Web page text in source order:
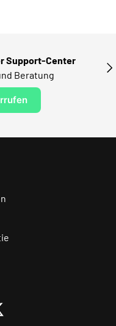
Support-Center
Beratung